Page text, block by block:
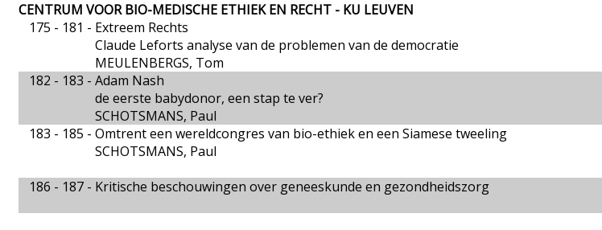
CENTRUM VOOR BIO-MEDISCHE ETHIEK EN RECHT - KU LEUVEN
175 - 181 - Extreem Rechts
Claude Leforts analyse van de problemen van de democratie
MEULENBERGS, Tom
182 - 183 - Adam Nash
de eerste babydonor, een stap te ver?
SCHOTSMANS, Paul
183 - 185 - Omtrent een wereldcongres van bio-ethiek en een Siamese tweeling
SCHOTSMANS, Paul
186 - 187 - Kritische beschouwingen over geneeskunde en gezondheidszorg